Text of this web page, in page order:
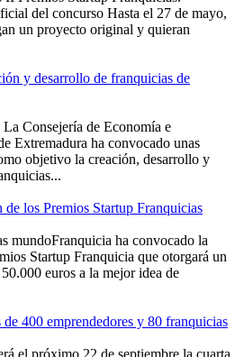
del concurso Hasta el 27 de mayo,
un proyecto original y quieran
y desarrollo de franquicias de
Consejería de Economía e
Extremadura ha convocado unas
objetivo la creación, desarrollo y
los Premios Startup Franquicias
mundoFranquicia ha convocado la
Startup Franquicia que otorgará un
euros a la mejor idea de
400 emprendedores y 80 franquicias
el próximo 22 de septiembre la cuarta